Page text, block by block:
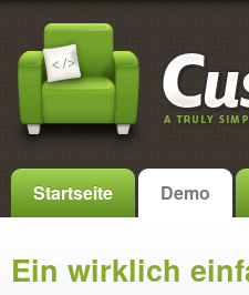
Startseite Demo
Ein wirklich